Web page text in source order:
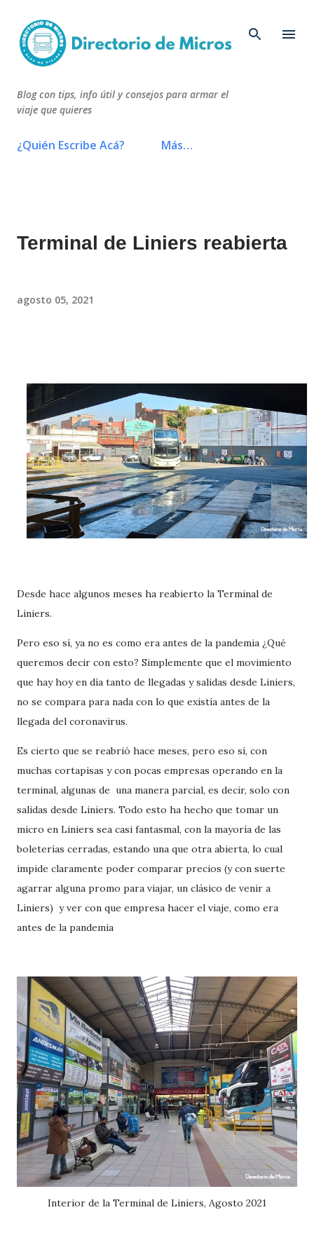
Blog con tips, info útil y consejos para armar el
viaje que quieres
¿Quién Escribe Acá? Más…
Terminal de Liniers reabierta
agosto 05, 2021
Desde hace algunos meses ha reabierto la Terminal de
Liniers.
Pero eso sí, ya no es como era antes de la pandemia ¿Qué
queremos decir con esto? Simplemente que el movimiento
que hay hoy en día tanto de llegadas y salidas desde Liniers,
no se compara para nada con lo que existía antes de la
llegada del coronavirus.
Es cierto que se reabrió hace meses, pero eso sí, con
muchas cortapisas y con pocas empresas operando en la
terminal, algunas de una manera parcial, es decir, solo con
salidas desde Liniers. Todo esto ha hecho que tomar un
micro en Liniers sea casi fantasmal, con la mayoría de las
boleterías cerradas, estando una que otra abierta, lo cual
impide claramente poder comparar precios (y con suerte
agarrar alguna promo para viajar, un clásico de venir a
Liniers) y ver con que empresa hacer el viaje, como era
antes de la pandemia
Interior de la Terminal de Liniers, Agosto 2021